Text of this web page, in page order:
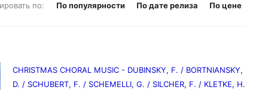
по: По популярности По дате релиза По цене
CHRISTMAS CHORAL MUSIC - DUBINSKY, F. / BORTNIANSKY,
D. / SCHUBERT, F. / SCHEMELLI, G. / SILCHER, F. / KLETKE, H.